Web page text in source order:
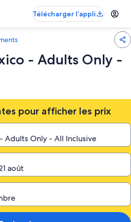
Télécharger l’appli
- Adults Only -
pour afficher les prix